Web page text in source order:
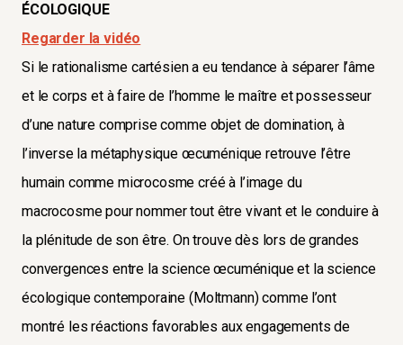
ÉCOLOGIQUE
Regarder la vidéo
Si le rationalisme cartésien a eu tendance à séparer l’âme
et le corps et à faire de l’homme le maître et possesseur
d’une nature comprise comme objet de domination, à
l’inverse la métaphysique œcuménique retrouve l’être
humain comme microcosme créé à l’image du
macrocosme pour nommer tout être vivant et le conduire à
la plénitude de son être. On trouve dès lors de grandes
convergences entre la science œcuménique et la science
écologique contemporaine (Moltmann) comme l’ont
montré les réactions favorables aux engagements de